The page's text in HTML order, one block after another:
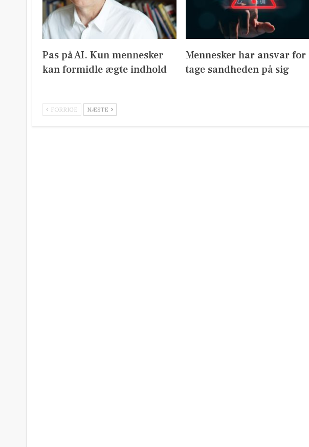
Pas på AI. Kun mennesker
kan formidle ægte indhold
Mennesker har ansvar for
tage sandheden på sig
FORRIGE NÆSTE